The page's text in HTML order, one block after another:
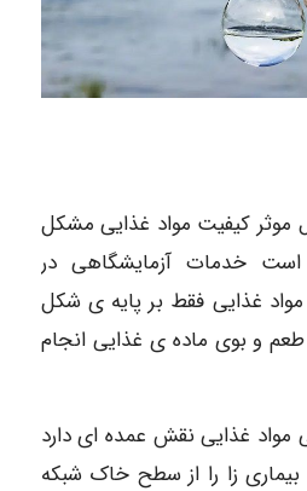
موثر کیفیت مواد غذایی مشکل
خدمات آزمایشگاهی در
غذایی فقط بر پایه ی شکل
و بوی ماده ی غذایی انجام
غذایی نقش عمده ای دارد
زا را از سطح خاک شبکه